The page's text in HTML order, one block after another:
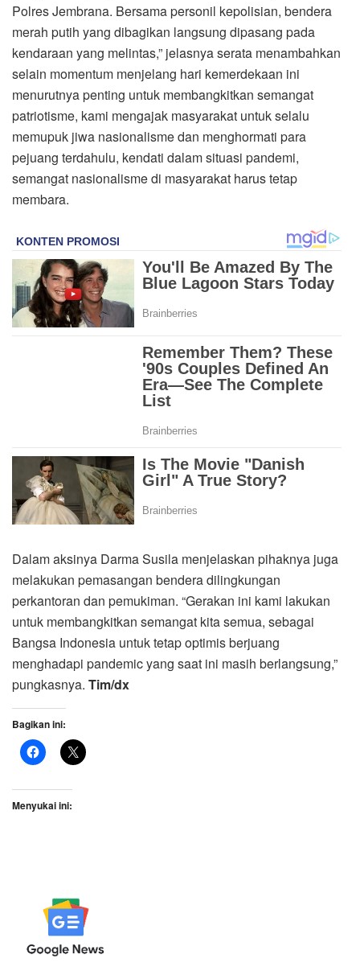
Polres Jembrana. Bersama personil kepolisian, bendera
merah putih yang dibagikan langsung dipasang pada
kendaraan yang melintas,” jelasnya serata menambahkan
selain momentum menjelang hari kemerdekaan ini
menurutnya penting untuk membangkitkan semangat
patriotisme, kami mengajak masyarakat untuk selalu
memupuk jiwa nasionalisme dan menghormati para
pejuang terdahulu, kendati dalam situasi pandemi,
semangat nasionalisme di masyarakat harus tetap
membara.
Dalam aksinya Darma Susila menjelaskan pihaknya juga
melakukan pemasangan bendera dilingkungan
perkantoran dan pemukiman. “Gerakan ini kami lakukan
untuk membangkitkan semangat kita semua, sebagai
Bangsa Indonesia untuk tetap optimis berjuang
menghadapi pandemic yang saat ini masih berlangsung,”
pungkasnya. Tim/dx
Bagikan ini:
Menyukai ini: